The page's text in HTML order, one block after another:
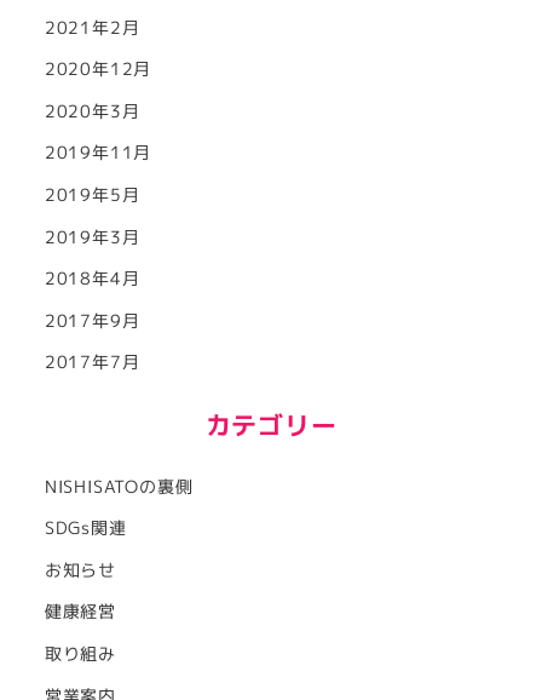
2021年2月
2020年12月
2020年3月
2019年11月
2019年5月
2019年3月
2018年4月
2017年9月
2017年7月
カテゴリー
NISHISATOの裏側
SDGs関連
お知らせ
健康経営
取り組み